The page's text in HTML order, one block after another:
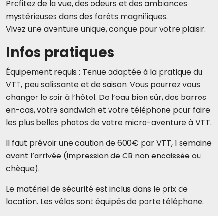
Profitez de la vue, des odeurs et des ambiances
mystérieuses dans des forêts magnifiques.
Vivez une aventure unique, conçue pour votre plaisir.
Infos pratiques
Équipement requis : Tenue adaptée à la pratique du
VTT, peu salissante et de saison. Vous pourrez vous
changer le soir à l’hôtel. De l’eau bien sûr, des barres
en-cas, votre sandwich et votre téléphone pour faire
les plus belles photos de votre micro-aventure à VTT.
Il faut prévoir une caution de 600€ par VTT, 1 semaine
avant l’arrivée (impression de CB non encaissée ou
chèque).
Le matériel de sécurité est inclus dans le prix de
location. Les vélos sont équipés de porte téléphone.